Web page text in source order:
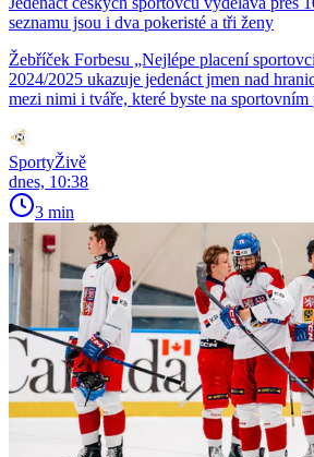
seznamu jsou i dva pokeristé a tři ženy
Žebříček Forbesu „Nejlépe placení
2024/2025 ukazuje jedenáct jmen nad
mezi nimi i tváře, které byste na sportovním
SportyŽivě
dnes, 10:38
3 min